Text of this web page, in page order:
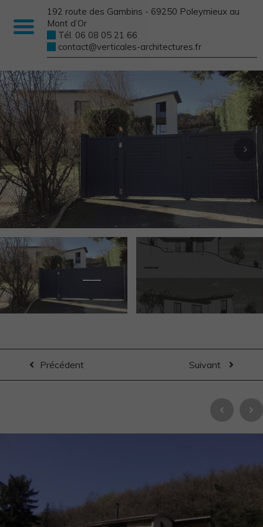
192 route des Gambins - 69250 Poleymieux au
Mont d’Or
Tél. 06 08 05 21 66
contact@verticales-architectures.fr
Précédent Suivant